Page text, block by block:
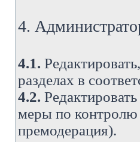
4.
4.1.
разделах в
4.2.
меры по
премодерация).